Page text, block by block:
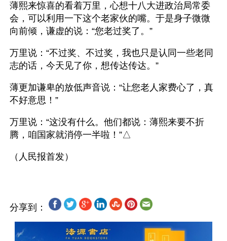
薄熙来惊喜的看着万里，心想十八大进政治局常委
会，可以利用一下这个老家伙的嘴。于是身子微微
向前倾，谦虚的说：“您老过奖了。”
万里说：“不过奖、不过奖，我也只是认同一些老同
志的话，今天见了你，想传达传达。”
薄更加谦卑的放低声音说：“让您老人家费心了，真
不好意思！”
万里说：“这没有什么。他们都说：薄熙来要不折
腾，咱国家就消停一半啦！”△
分享到：